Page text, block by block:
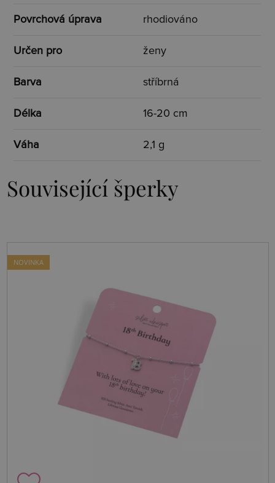
Povrchová úprava rhodiováno
Určen pro ženy
Barva stříbrná
Délka 16-20 cm
Váha 2,1 g
Související šperky
NOVINKA